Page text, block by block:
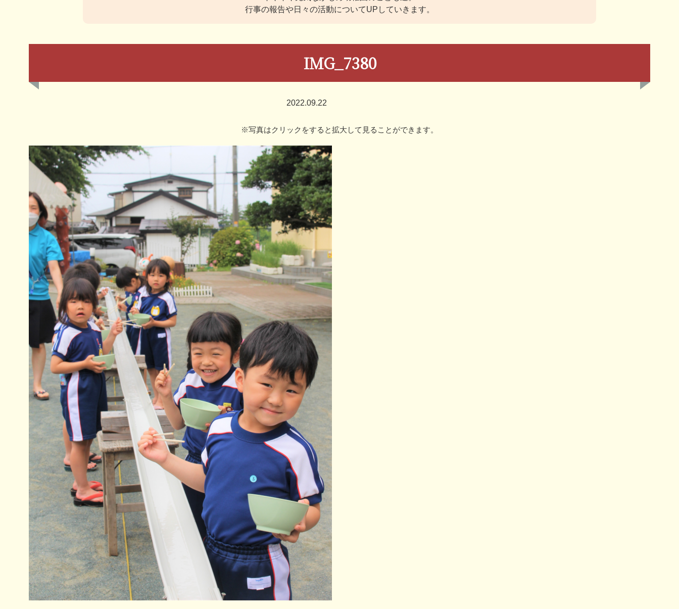
行事の報告や日々の活動についてUPしていきます。
IMG_7380
2022.09.22
※写真はクリックをすると拡大して見ることができます。